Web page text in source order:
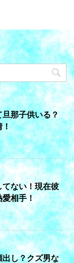
那子供いる？
ない！現在彼
愛相手！
出し？クズ男な